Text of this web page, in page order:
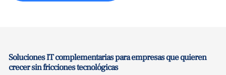
Soluciones IT complementarias para empresas que quieren
crecer sin fricciones tecnológicas